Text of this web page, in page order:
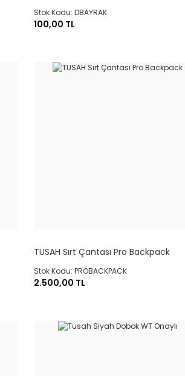
Stok Kodu: DBAYRAK
100,00 TL
TUSAH Sırt Çantası Pro Backpack
Stok Kodu: PROBACKPACK
2.500,00 TL